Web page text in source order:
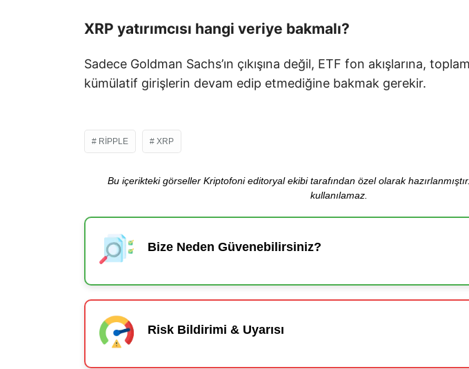
XRP yatırımcısı hangi veriye bakmalı?
Sadece Goldman Sachs’ın çıkışına değil, ETF fon akışlarına,
kümülatif girişlerin devam edip etmediğine bakmak gerekir.
RIPPLE XRP
Bu içerikteki görseller Kriptofoni editoryal ekibi tarafından özel olarak
kullanılamaz.
Bize Neden Güvenebilirsiniz?
Risk Bildirimi & Uyarısı